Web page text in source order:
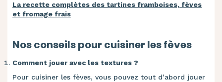
La recette complètes des tartines framboises, fèves
et fromage frais
Nos conseils pour cuisiner les fèves
Comment jouer avec les textures ?
Pour cuisiner les fèves, vous pouvez tout d’abord jouer